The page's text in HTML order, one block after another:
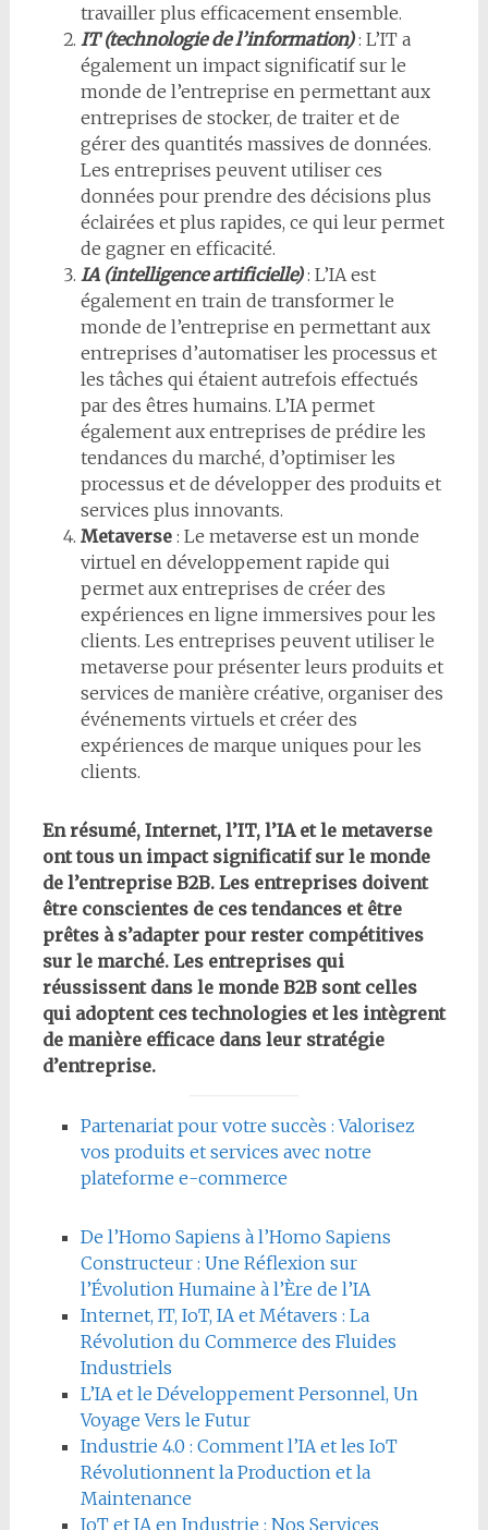
travailler plus efficacement ensemble.
IT (technologie de l’information) : L’IT a
également un impact significatif sur le
monde de l’entreprise en permettant aux
entreprises de stocker, de traiter et de
gérer des quantités massives de données.
Les entreprises peuvent utiliser ces
données pour prendre des décisions plus
éclairées et plus rapides, ce qui leur permet
de gagner en efficacité.
IA (intelligence artificielle): L’IA est
également en train de transformer le
monde de l’entreprise en permettant aux
entreprises d’automatiser les processus et
les tâches qui étaient autrefois effectués
par des êtres humains. L’IA permet
également aux entreprises de prédire les
tendances du marché, d’optimiser les
processus et de développer des produits et
services plus innovants.
Metaverse: Le metaverse est un monde
virtuel en développement rapide qui
permet aux entreprises de créer des
expériences en ligne immersives pour les
clients. Les entreprises peuvent utiliser le
metaverse pour présenter leurs produits et
services de manière créative, organiser des
événements virtuels et créer des
expériences de marque uniques pour les
clients.
En résumé, Internet, l’IT, l’IA et le metaverse
ont tous un impact significatif sur le monde
de l’entreprise B2B. Les entreprises doivent
être conscientes de ces tendances et être
prêtes à s’adapter pour rester compétitives
sur le marché. Les entreprises qui
réussissent dans le monde B2B sont celles
qui adoptent ces technologies et les intègrent
de manière efficace dans leur stratégie
d’entreprise.
Partenariat pour votre succès : Valorisez
vos produits et services avec notre
plateforme e-commerce
De l’Homo Sapiens à l’Homo Sapiens
Constructeur : Une Réflexion sur
l’Évolution Humaine à l’Ère de l’IA
Internet, IT, IoT, IA et Métavers : La
Révolution du Commerce des Fluides
Industriels
L’IA et le Développement Personnel, Un
Voyage Vers le Futur
Industrie 4.0 : Comment l’IA et les IoT
Révolutionnent la Production et la
Maintenance
IoT et IA en Industrie : Nos Services